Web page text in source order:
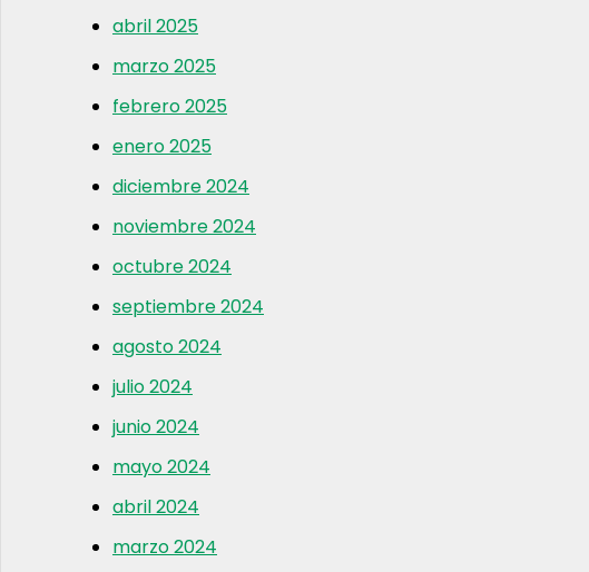
abril 2025
marzo 2025
febrero 2025
enero 2025
diciembre 2024
noviembre 2024
octubre 2024
septiembre 2024
agosto 2024
julio 2024
junio 2024
mayo 2024
abril 2024
marzo 2024